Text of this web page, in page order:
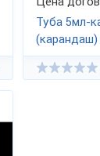
Туба 5мл-
(карандаш)
пластика